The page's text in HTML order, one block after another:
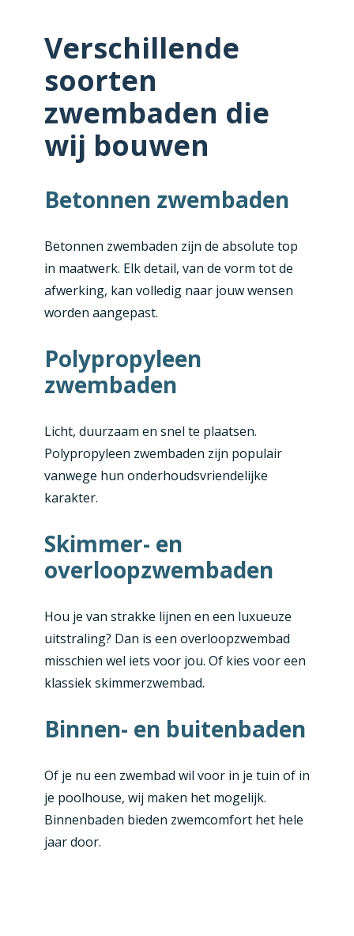
Verschillende
soorten
zwembaden die
wij bouwen
Betonnen zwembaden
Betonnen zwembaden zijn de absolute top
in maatwerk. Elk detail, van de vorm tot de
afwerking, kan volledig naar jouw wensen
worden aangepast.
Polypropyleen
zwembaden
Licht, duurzaam en snel te plaatsen.
Polypropyleen zwembaden zijn populair
vanwege hun onderhoudsvriendelijke
karakter.
Skimmer- en
overloopzwembaden
Hou je van strakke lijnen en een luxueuze
uitstraling? Dan is een overloopzwembad
misschien wel iets voor jou. Of kies voor een
klassiek skimmerzwembad.
Binnen- en buitenbaden
Of je nu een zwembad wil voor in je tuin of in
je poolhouse, wij maken het mogelijk.
Binnenbaden bieden zwemcomfort het hele
jaar door.